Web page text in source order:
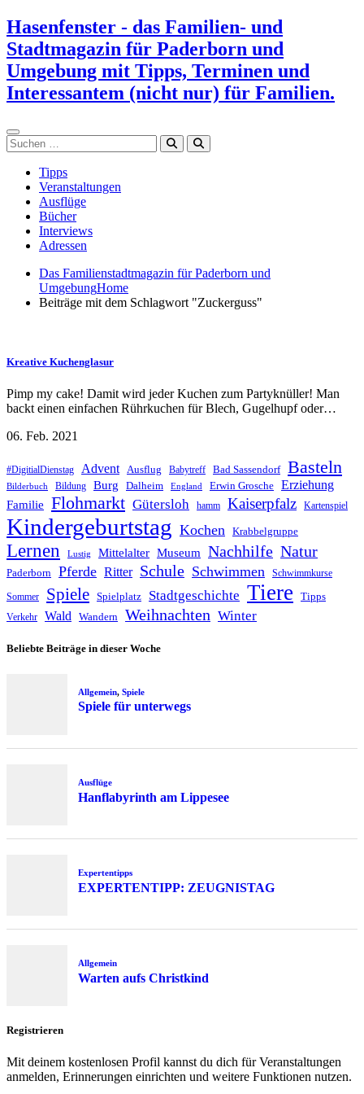
Zum
Inhalt
springen
Hasenfenster - das Familien- und
Stadtmagazin für Paderborn und
Umgebung mit Tipps, Terminen und
Interessantem (nicht nur) für Familien.
Suchen
Tipps
Veranstaltungen
Ausflüge
Bücher
Interviews
Adressen
Das Familienstadtmagazin für Paderborn und
UmgebungHome
Beiträge mit dem Schlagwort "Zuckerguss"
Kreative Kuchenglasur
Pimp my cake! Damit wird jeder Kuchen zum Partyknüller! Man
backt einen einfachen Rührkuchen für Blech, Gugelhupf oder…
06. Feb. 2021
#DigitialDienstag Advent Ausflug Babytreff Bad Sassendorf Basteln
Bilderbuch Bildung Burg Dalheim England Erwin Grosche Erziehung
Familie Flohmarkt Gütersloh hamm Kaiserpfalz Kartenspiel
Kindergeburtstag Kochen Krabbelgruppe
Lernen Lustig Mittelalter Museum Nachhilfe Natur
Paderborn Pferde Ritter Schule Schwimmen Schwimmkurse
Sommer Spiele Spielplatz Stadtgeschichte Tiere Tipps
Verkehr Wald Wandern Weihnachten Winter
Beliebte Beiträge in dieser Woche
Allgemein, Spiele
Spiele für unterwegs
Ausflüge
Hanflabyrinth am Lippesee
Expertentipps
EXPERTENTIPP: ZEUGNISTAG
Allgemein
Warten aufs Christkind
Registrieren
Mit deinem kostenlosen Profil kannst du dich für Veranstaltungen
anmelden, Erinnerungen einrichten und weitere Funktionen nutzen.